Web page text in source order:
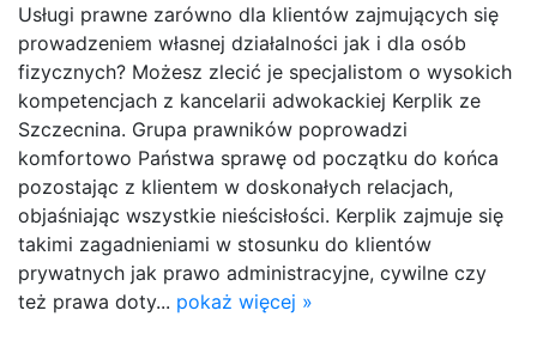
Usługi prawne zarówno dla klientów zajmujących się
prowadzeniem własnej działalności jak i dla osób
fizycznych? Możesz zlecić je specjalistom o wysokich
kompetencjach z kancelarii adwokackiej Kerplik ze
Szczecnina. Grupa prawników poprowadzi
komfortowo Państwa sprawę od początku do końca
pozostając z klientem w doskonałych relacjach,
objaśniając wszystkie nieścisłości. Kerplik zajmuje się
takimi zagadnieniami w stosunku do klientów
prywatnych jak prawo administracyjne, cywilne czy
też prawa doty... pokaż więcej »